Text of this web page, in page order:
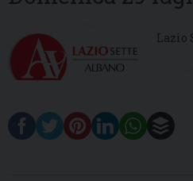
Lazio